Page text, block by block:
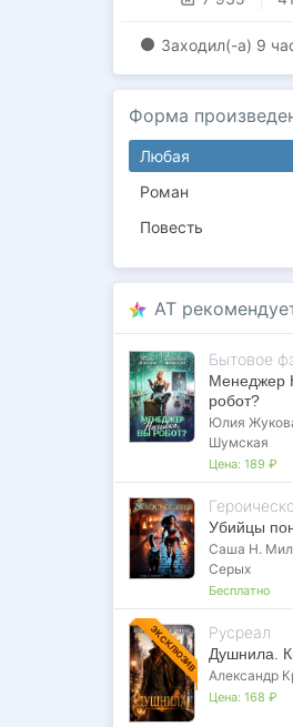
Заходил(-a) 9
Форма
Любая
Роман
Повесть
AT
Бытовое
Менеджер
робот?
Юлия
Шумская
Цена: 189 ₽
Убийцы
Саша Н.
Серых
Бесплатно
ЭКСКЛЮЗИВ Русреал
Душнила.
Александр
Цена: 168 ₽